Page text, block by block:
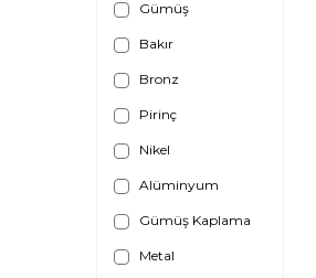
Gümüş
Bakır
Bronz
Pirinç
Nikel
Alüminyum
Gümüş Kaplama
Metal